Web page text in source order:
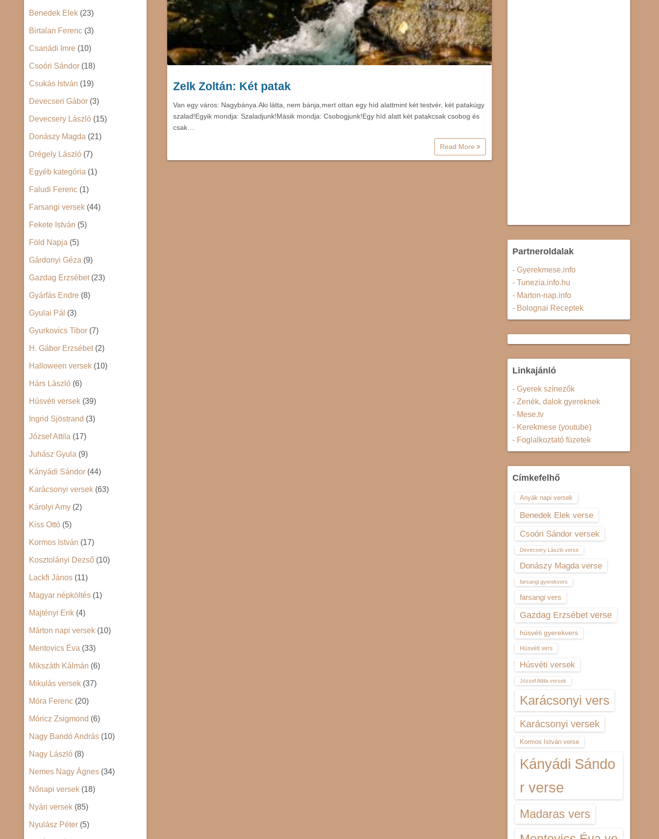
Zelk Zoltán: Két patak
Van egy város: Nagybánya.Aki látta, nem bánja,mert ottan egy híd alattmint két testvér, két patakúgy
szalad!Egyik mondja: Szaladjunk!Másik mondja: Csobogjunk!Egy híd alatt két patakcsak csobog és
csak…
Read More
Benedek Elek (23)
Birtalan Ferenc (3)
Csanádi Imre (10)
Csoóri Sándor (18)
Csukás István (19)
Devecseri Gábor (3)
Devecsery László (15)
Donászy Magda (21)
Drégely László (7)
Egyéb kategória (1)
Faludi Ferenc (1)
Farsangi versek (44)
Fekete István (5)
Föld Napja (5)
Gárdonyi Géza (9)
Gazdag Erzsébet(23)
Gyárfás Endre (8)
Gyulai Pál (3)
Gyurkovics Tibor (7)
H. Gábor Erzsébet(2)
Halloween versek (10)
Hárs László (6)
Húsvéti versek (39)
Ingrid Sjöstrand (3)
József Attila (17)
Juhász Gyula (9)
Kányádi Sándor (44)
Karácsonyi versek (63)
Károlyi Amy (2)
Kiss Ottó (5)
Kormos István (17)
Kosztolányi Dezső (10)
Lackfi János (11)
Magyar népköltés (1)
Majtényi Erik (4)
Márton napi versek (10)
Mentovics Éva (33)
Mikszáth Kálmán (6)
Mikulás versek (37)
Móra Ferenc (20)
Móricz Zsigmond (6)
Nagy Bandó András (10)
Nagy László (8)
Nemes Nagy Ágnes (34)
Nőnapi versek (18)
Nyári versek (85)
Nyulász Péter (5)
Partneroldalak
- Gyerekmese.info
- Tunezia.info.hu
- Marton-nap.info
- Bolognai Receptek
Linkajánló
- Gyerek színezők
- Zenék, dalok gyereknek
- Mese.tv
- Kerekmese (youtube)
- Foglalkoztató füzetek
Címkefelhő
Anyák napi versek
Benedek Elek verse
Csoóri Sándor versek
Devecsery László verse
Donászy Magda verse
farsangi gyerekvers
farsangi vers
Gazdag Erzsébet verse
húsvéti gyerekvers
Húsvéti vers
Húsvéti versek
József Attila versek
Karácsonyi vers
Karácsonyi versek
Kormos István verse
Kányádi Sándo
r verse
Madaras vers